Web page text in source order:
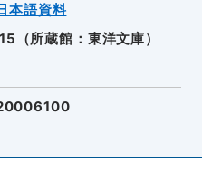
本語資料
（所蔵館：東洋文庫）